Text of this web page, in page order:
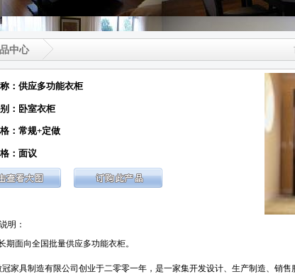
中心
：供应多功能衣柜
：卧室衣柜
：常规+定做
：面议
明：
期面向全国批量供应多功能衣柜。
冠家具制造有限公司创业于二零零一年，是一家集开发设计、生产制造、销